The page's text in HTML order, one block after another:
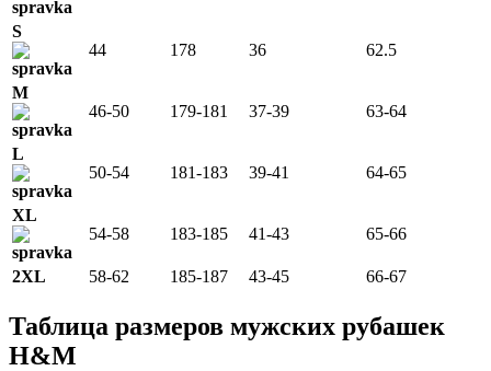
S
44
178 36 62.5
M
46-50
179-181 37-39 63-64
L
50-54
181-183 39-41 64-65
XL
54-58
183-185 41-43 65-66
2XL 58-62 185-187 43-45 66-67
Таблица размеров мужских рубашек
H&M